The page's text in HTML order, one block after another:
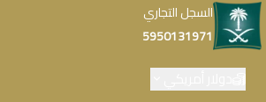
السجل التجاري
5950131971